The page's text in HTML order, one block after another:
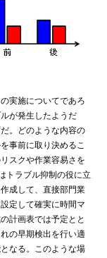
実施についてであろ
が発生したようだ
。どのような内容の
事前に取り決めるこ
スクや作業容易さを
トラブル抑制の役に立
成して、直接部門業
定して確実に時間マ
計画表では予定とと
の早期検出を行い適
なる。このような場